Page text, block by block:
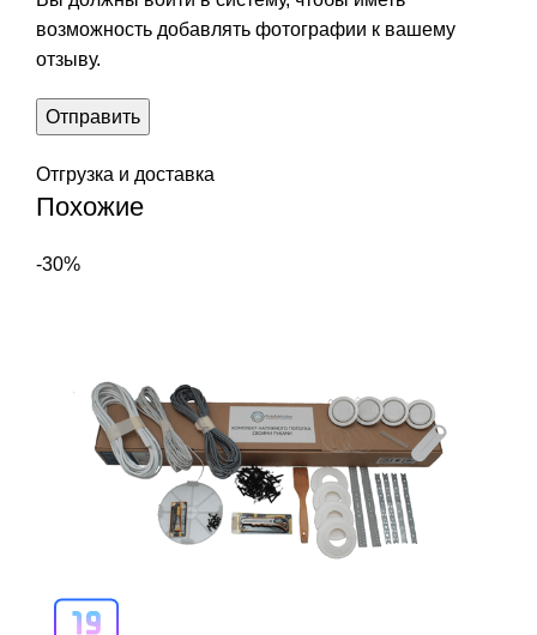
возможность добавлять фотографии к вашему
отзыву.
Отгрузка и доставка
Похожие
-30%